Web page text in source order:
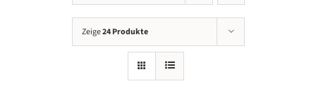
WARENKORB
Zeige24 Produkte